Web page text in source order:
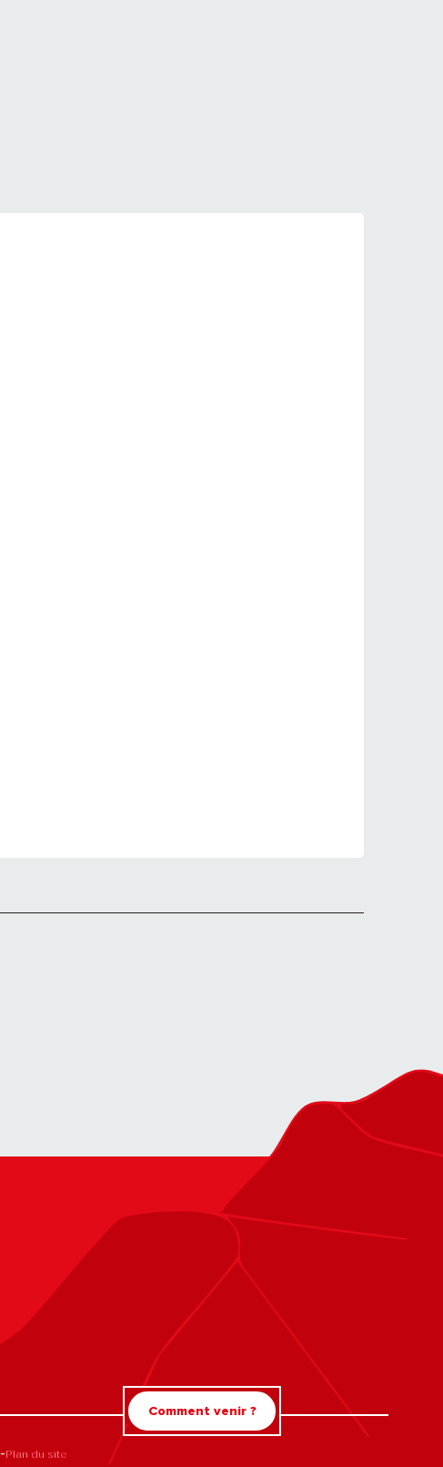
Comment venir ?
-Plan du site